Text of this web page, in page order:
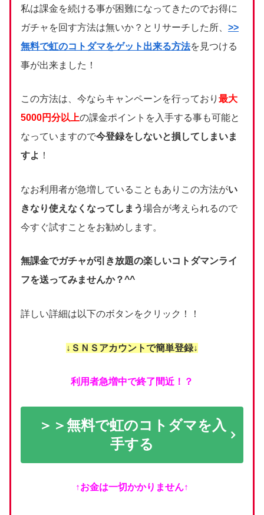
私は課金を続ける事が困難になってきたのでお得に
ガチャを回す方法は無いか？とリサーチした所、 >>
無料で虹のコトダマをゲット出来る方法を見つける
事が出来ました！
この方法は、今ならキャンペーンを行っており 最大
5000円分以上の課金ポイントを入手する事も可能と
なっていますので今登録をしないと損してしまいま
すよ ！
なお利用者が急増していることもありこの方法がい
きなり使えなくなってしまう場合が考えられるので
今すぐ試すことをお勧めします。
無課金でガチャが引き放題の楽しいコトダマンライ
フを送ってみませんか？^^
詳しい詳細は以下のボタンをクリック！！
↓ＳＮＳアカウントで簡単登録↓
利用者急増中で終了間近！？
＞＞無料で虹のコトダマを入
手する
↑お金は一切かかりません↑